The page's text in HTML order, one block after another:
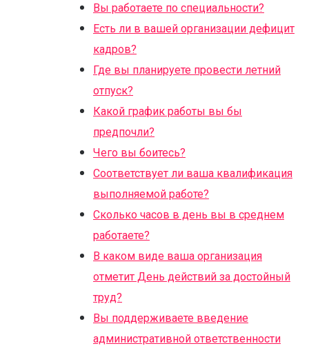
Вы работаете по специальности?
Есть ли в вашей организации дефицит
кадров?
Где вы планируете провести летний
отпуск?
Какой график работы вы бы
предпочли?
Чего вы боитесь?
Соответствует ли ваша квалификация
выполняемой работе?
Сколько часов в день вы в среднем
работаете?
В каком виде ваша организация
отметит День действий за достойный
труд?
Вы поддерживаете введение
административной ответственности